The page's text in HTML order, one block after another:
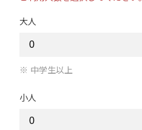
大人
中学生以上
小人